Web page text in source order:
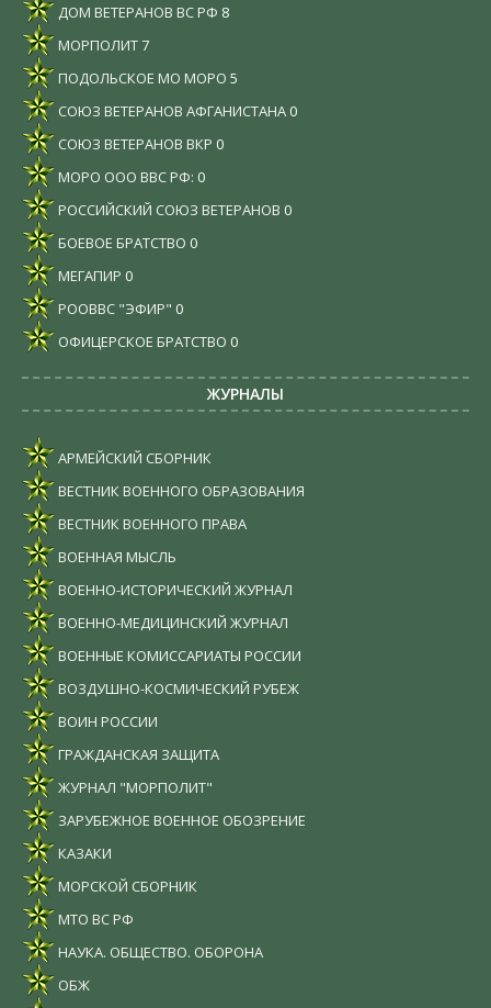
ДОМ ВЕТЕРАНОВ ВС РФ 8
МОРПОЛИТ7
ПОДОЛЬСКОЕ МО МОРО 5
СОЮЗ ВЕТЕРАНОВ АФГАНИСТАНА 0
СОЮЗ ВЕТЕРАНОВ ВКР 0
МОРО ООО ВВС РФ: 0
РОССИЙСКИЙ СОЮЗ ВЕТЕРАНОВ 0
БОЕВОЕ БРАТСТВО 0
МЕГАПИР 0
РООВВС "ЭФИР" 0
ОФИЦЕРСКОЕ БРАТСТВО 0
ЖУРНАЛЫ
АРМЕЙСКИЙ СБОРНИК
ВЕСТНИК ВОЕННОГО ОБРАЗОВАНИЯ
ВЕСТНИК ВОЕННОГО ПРАВА
ВОЕННАЯ МЫСЛЬ
ВОЕННО-ИСТОРИЧЕСКИЙ ЖУРНАЛ
ВОЕННО-МЕДИЦИНСКИЙ ЖУРНАЛ
ВОЕННЫЕ КОМИССАРИАТЫ РОССИИ
ВОЗДУШНО-КОСМИЧЕСКИЙ РУБЕЖ
ВОИН РОССИИ
ГРАЖДАНСКАЯ ЗАЩИТА
ЖУРНАЛ "МОРПОЛИТ"
ЗАРУБЕЖНОЕ ВОЕННОЕ ОБОЗРЕНИЕ
КАЗАКИ
МОРСКОЙ СБОРНИК
МТО ВС РФ
НАУКА. ОБЩЕСТВО. ОБОРОНА
ОБЖ